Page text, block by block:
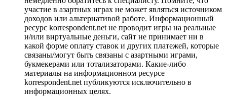
участие в азартных играх не может являться источником
доходов или альтернативой работе. Информационный
ресурс korrespondent.net не проводит игры на реальные
и/или виртуальные деньги, сайт не принимает ни в
какой форме оплату ставок и других платежей, которые
связаны/могут быть связаны с азартными играми,
букмекерами или тотализаторами. Какие-либо
материалы на информационном ресурсе
korrespondent.net публикуются исключительно в
информационных целях.